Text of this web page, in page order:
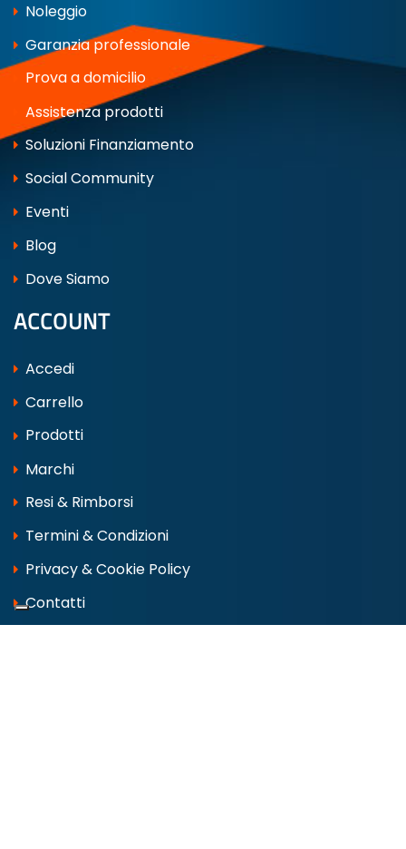
Noleggio
Garanzia professionale
Prova a domicilio
Assistenza prodotti
Soluzioni Finanziamento
Social Community
Eventi
Blog
Dove Siamo
ACCOUNT
Accedi
Carrello
Prodotti
Marchi
Resi & Rimborsi
Termini & Condizioni
Privacy & Cookie Policy
Contatti